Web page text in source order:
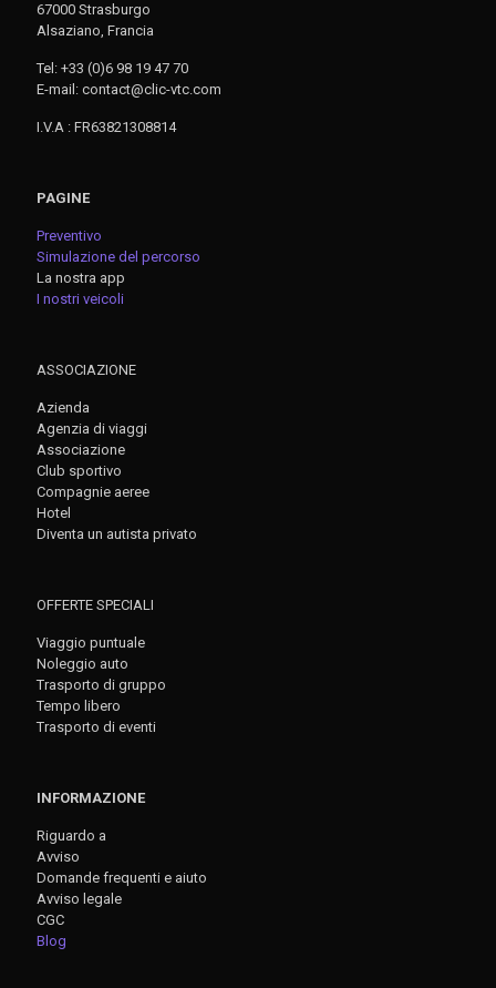
67000 Strasburgo
Alsaziano, Francia
Tel: +33 (0)6 98 19 47 70
E-mail: contact@clic-vtc.com
I.V.A : FR63821308814
PAGINE
Preventivo
Simulazione del percorso
La nostra app
I nostri veicoli
ASSOCIAZIONE
Azienda
Agenzia di viaggi
Associazione
Club sportivo
Compagnie aeree
Hotel
Diventa un autista privato
OFFERTE SPECIALI
Viaggio puntuale
Noleggio auto
Trasporto di gruppo
Tempo libero
Trasporto di eventi
INFORMAZIONE
Riguardo a
Avviso
Domande frequenti e aiuto
Avviso legale
CGC
Blog